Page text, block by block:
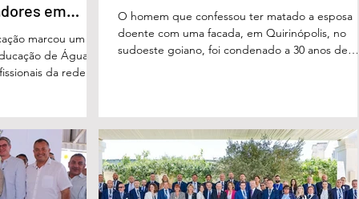
em
marcou um
de Águas
da rede
das futuras
municipal
destacou que o
aos
O homem que confessou ter matado a esposa
doente com uma facada, em Quirinópolis, no
sudoeste goiano, foi condenado a 30 anos de
Acidente Vascular Cerebral (AVC) e estava em
condição de fragilidade física. De acordo com o
processo, Cléria foi morta com um único golpe
faca no pescoço, enquanto estava no quarto
repousando, desferido pelo